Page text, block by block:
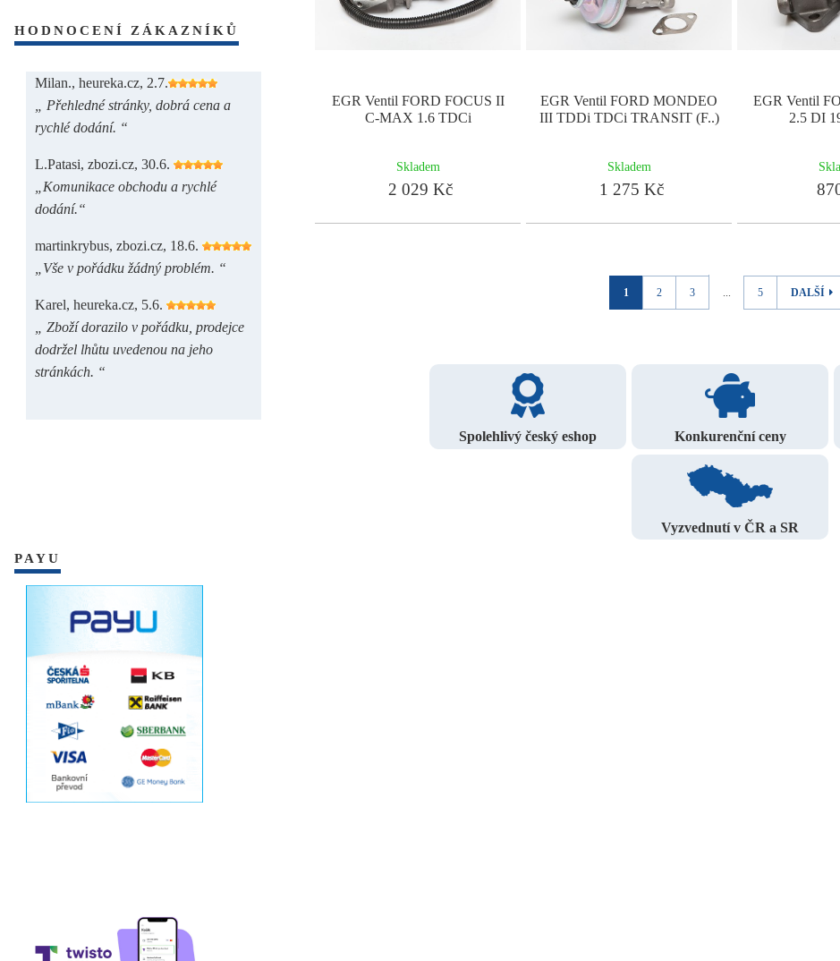
HODNOCENÍ ZÁKAZNÍKŮ
Milan., heureka.cz, 2.7.
„ Přehledné stránky, dobrá cena a
rychlé dodání. “
L.Patasi, zbozi.cz, 30.6.
„Komunikace obchodu a rychlé
dodání.“
martinkrybus, zbozi.cz, 18.6.
„Vše v pořádku žádný problém. “
Karel, heureka.cz, 5.6.
„ Zboží dorazilo v pořádku, prodejce
dodržel lhůtu uvedenou na jeho
stránkách. “
PAYU
EGR Ventil FORD FOCUS II
C-MAX 1.6 TDCi
Skladem
2 029 Kč
EGR Ventil FORD MONDEO
III TDDi TDCi TRANSIT (F..)
Skladem
1 275 Kč
EGR Ventil
2.5 DI
1 2 3 ... 5 DALŠÍ
Spolehlivý český eshop Konkurenční ceny
Vyzvednutí v ČR a SR